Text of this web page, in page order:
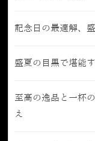
記念日の最適解、
盛夏の目黒で堪能
至高の逸品と一杯
え